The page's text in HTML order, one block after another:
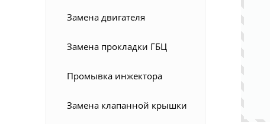
Замена двигателя
Замена прокладки ГБЦ
Промывка инжектора
Замена клапанной крышки